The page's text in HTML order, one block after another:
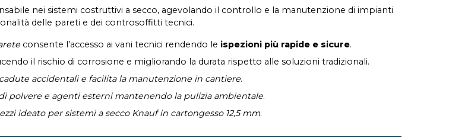
nei sistemi costruttivi a secco, agevolando il controllo e la manutenzione di impianti
delle pareti e dei controsoffitti tecnici.
consente l’accesso ai vani tecnici rendendo le ispezioni più rapide e sicure.
il rischio di corrosione e migliorando la durata rispetto alle soluzioni tradizionali.
accidentali e facilita la manutenzione in cantiere.
polvere e agenti esterni mantenendo la pulizia ambientale.
ideato per sistemi a secco Knauf in cartongesso 12,5 mm.